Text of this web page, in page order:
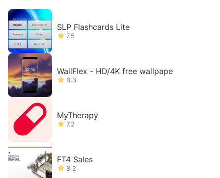
SLP Flashcards Lite
7.5
WallFlex - HD/4K free wallpape
8.3
MyTherapy
7.2
FT4 Sales
8.2